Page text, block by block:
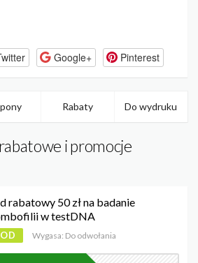
Google+ Pinterest
Rabaty Do wydruku
i promocje
rabatowy 50 zł na badanie
w testDNA
Wygasa: Do odwołania